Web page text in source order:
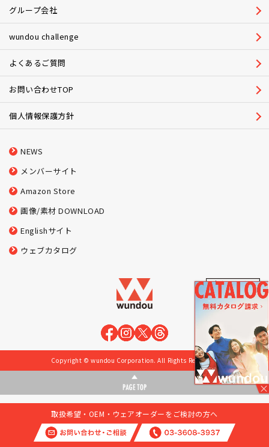
グループ会社
wundou challenge
よくあるご質問
お問い合わせTOP
個人情報保護方針
NEWS
メンバーサイト
Amazon Store
画像/素材 DOWNLOAD
Englishサイト
ウェブカタログ
Copyright © wundou Corporation. All Rights Reserved.
取扱希望・OEM・ウェアオーダーをご検討の方へ